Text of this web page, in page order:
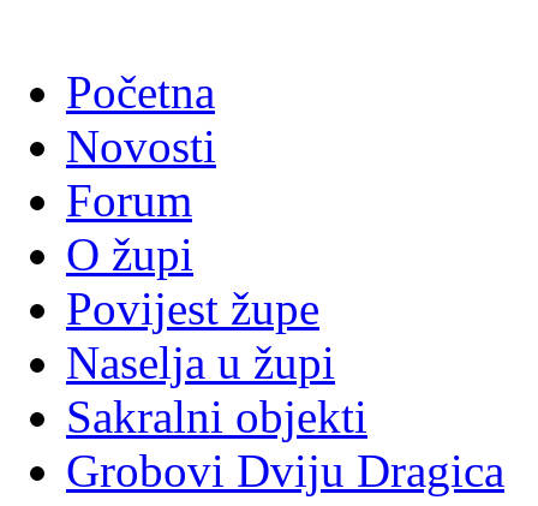
Početna
Novosti
Forum
O župi
Povijest župe
Naselja u župi
Sakralni objekti
Grobovi Dviju Dragica